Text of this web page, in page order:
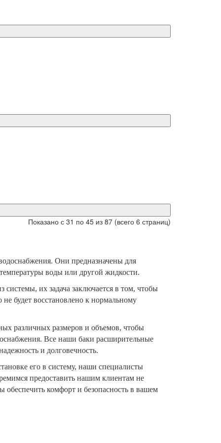
Показано с 31 по 45 из 87 (всего 6 страниц)
Они предназначены для
воды или другой жидкости.
их задача заключается в том, чтобы
будет восстановлено к нормальному
различных размеров и объемов, чтобы
Все наши баки расширительные
и долговечность.
его в систему, наши специалисты
предоставить нашим клиентам не
комфорт и безопасность в вашем